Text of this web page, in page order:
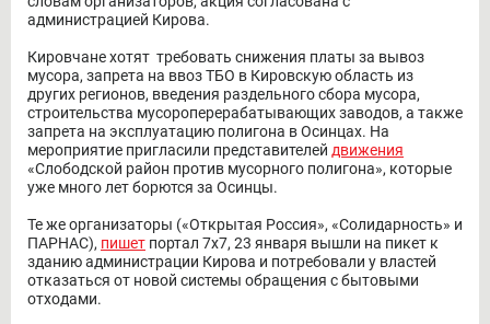
администрацией Кирова.
Кировчане хотят требовать снижения платы за вывоз
мусора, запрета на ввоз ТБО в Кировскую область из
других регионов, введения раздельного сбора мусора,
строительства мусороперерабатывающих заводов, а также
запрета на эксплуатацию полигона в Осинцах. На
мероприятие пригласили представителей движения
«Слободской район против мусорного полигона», которые
уже много лет борются за Осинцы.
Те же организаторы («Открытая Россия», «Солидарность» и
ПАРНАС), пишет портал 7х7, 23 января вышли на пикет к
зданию администрации Кирова и потребовали у властей
отказаться от новой системы обращения с бытовыми
отходами.